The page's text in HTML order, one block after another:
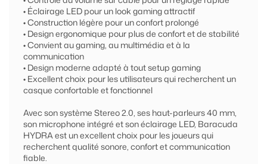
• Éclairage LED pour un look gaming attractif
• Construction légère pour un confort prolongé
• Design ergonomique pour plus de confort et de stabilité
• Convient au gaming, au multimédia et à la
communication
• Design moderne adapté à tout setup gaming
• Excellent choix pour les utilisateurs qui recherchent un
casque confortable et fonctionnel
Avec son système Stereo 2.0, ses haut-parleurs 40 mm,
son microphone intégré et son éclairage LED, Baracuda
HYDRA est un excellent choix pour les joueurs qui
recherchent qualité sonore, confort et communication
fiable.